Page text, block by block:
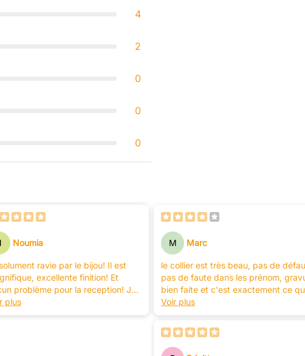
4
2
0
0
0
Noumia
ravie par le bijou! Il est
excellente finition! Et
problème pour la reception! Je
vivement!!
plus
M Marc
le collier est très beau, pas de
pas de faute dans les prénom,
bien faite et c'est exactement ce
y a sur le site donc pas de problèmes
mais vu que c'est un cadeau je ne
pas encore offert et donc je ne sais
pas si la qualité et bonne mais en
cas très BON produit !
Voir plus